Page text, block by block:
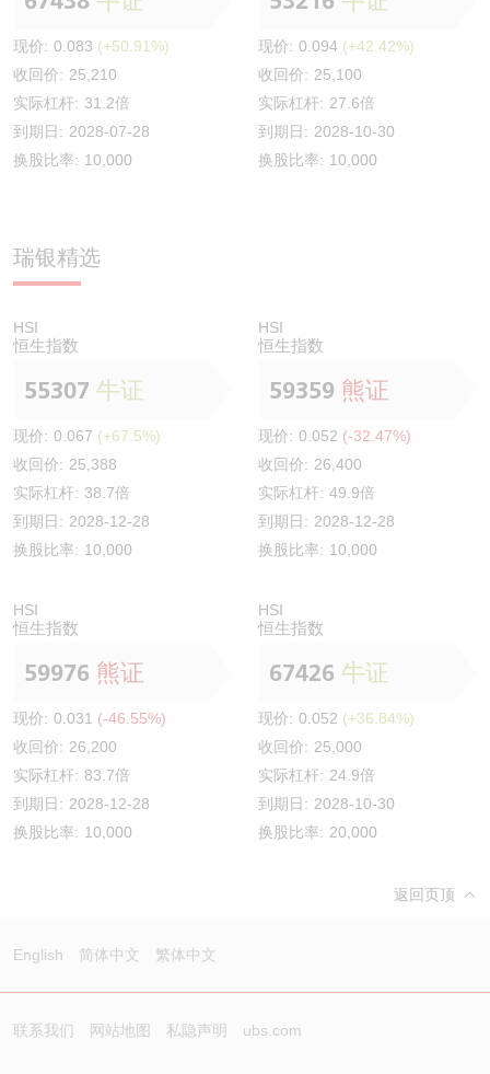
现价: 0.083 (+50.91%)
收回价: 25,210
实际杠杆: 31.2倍
到期日: 2028-07-28
换股比率: 10,000
现价: 0.094 (+42.42%)
收回价: 25,100
实际杠杆: 27.6倍
到期日: 2028-10-30
换股比率: 10,000
瑞银精选
HSI
恒生指数
55307 牛证
现价: 0.067 (+67.5%)
收回价: 25,388
实际杠杆: 38.7倍
到期日: 2028-12-28
换股比率: 10,000
HSI
恒生指数
59359 熊证
现价: 0.052 (-32.47%)
收回价: 26,400
实际杠杆: 49.9倍
到期日: 2028-12-28
换股比率: 10,000
HSI
恒生指数
59976 熊证
现价: 0.031 (-46.55%)
收回价: 26,200
实际杠杆: 83.7倍
到期日: 2028-12-28
换股比率: 10,000
HSI
恒生指数
67426 牛证
现价: 0.052 (+36.84%)
收回价: 25,000
实际杠杆: 24.9倍
到期日: 2028-10-30
换股比率: 20,000
返回页顶
English 简体中文 繁体中文
联系我们 网站地图 私隐声明 ubs.com